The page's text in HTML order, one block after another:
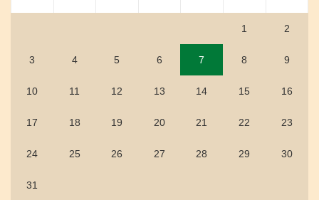
1 2
3 4 5 6 7 8 9
10 11 12 13 14 15 16
17 18 19 20 21 22 23
24 25 26 27 28 29 30
31